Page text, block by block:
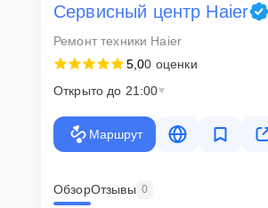
Сервисный центр Haier
Ремонт техники Haier
5,00 оценки
Открыто до 21:00
Маршрут
ОбзорОтзывы 0